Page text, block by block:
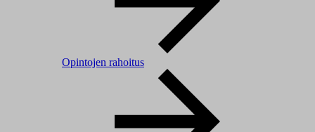
Opintojen rahoitus